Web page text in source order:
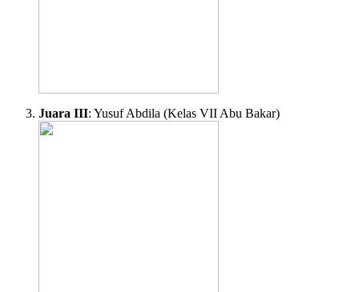
Juara III: Yusuf Abdila (Kelas VII Abu Bakar)